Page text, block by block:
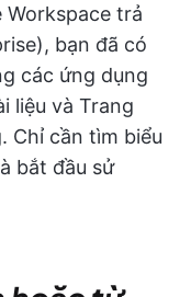
Workspace trả
bạn đã có
các ứng dụng
liệu và Trang
Chỉ cần tìm biểu
bắt đầu sử